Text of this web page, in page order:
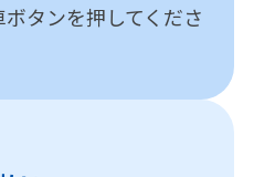
タンを押してくださ